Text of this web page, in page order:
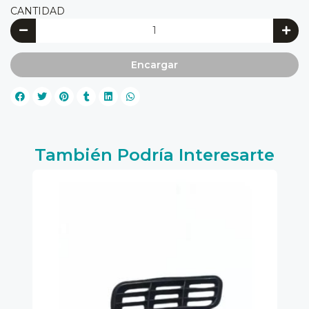
CANTIDAD
Encargar
También Podría Interesarte